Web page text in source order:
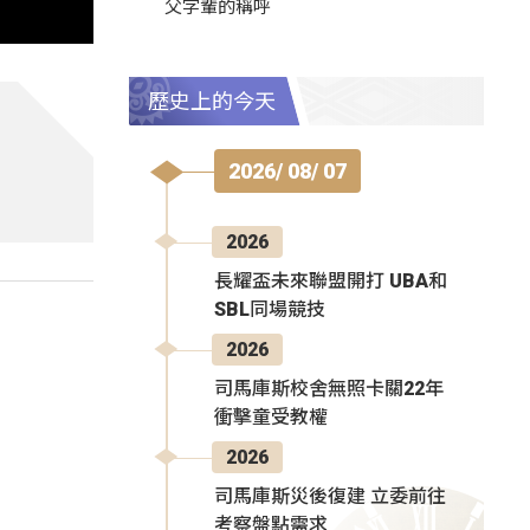
父字輩的稱呼
歷史上的今天
2026/ 08/ 07
2026
長耀盃未來聯盟開打 UBA和
SBL同場競技
2026
司馬庫斯校舍無照卡關22年
衝擊童受教權
2026
司馬庫斯災後復建 立委前往
考察盤點需求